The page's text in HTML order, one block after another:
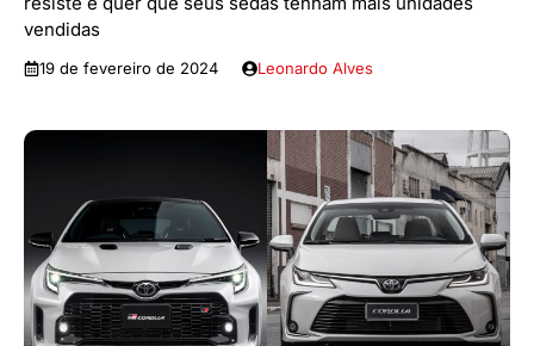
vendidas
19 de fevereiro de 2024 Leonardo Alves